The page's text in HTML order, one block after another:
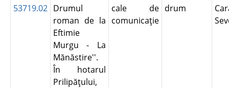
53719.02 Drumul
roman de la
Eftimie
Murgu - La
Mănăstire''.
În hotarul
Prilipăţului,
cale de
comunicaţie
drum